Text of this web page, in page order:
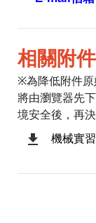
相關附件
※為降低附件
將由瀏覽器先
境安全後，再
機械實